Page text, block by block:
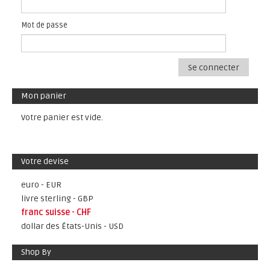
Mot de passe
Se connecter
Mon panier
Votre panier est vide.
Votre devise
euro - EUR
livre sterling - GBP
franc suisse - CHF
dollar des États-Unis - USD
Shop By